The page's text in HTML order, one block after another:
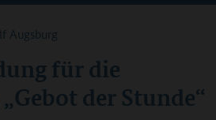
für die
der Stunde“
Augsburg